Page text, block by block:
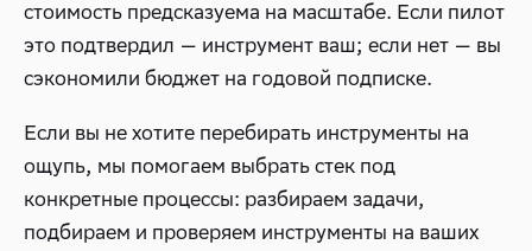
стоимость предсказуема на масштабе. Если пилот
это подтвердил — инструмент ваш; если нет — вы
сэкономили бюджет на годовой подписке.
Если вы не хотите перебирать инструменты на
ощупь, мы помогаем выбрать стек под
конкретные процессы: разбираем задачи,
подбираем и проверяем инструменты на ваших